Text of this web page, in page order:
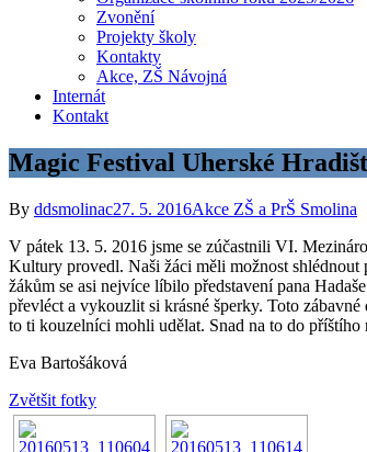
Zvonění
Projekty školy
Kontakty
Akce, ZŠ Návojná
Internát
Kontakt
Magic Festival Uherské
By ddsmolinac27. 5. 2016Akce ZŠ a PrŠ Smolina
V pátek 13. 5. 2016 jsme se zúčastnili VI.
Kultury provedl. Naši žáci měli možnost
žákům se asi nejvíce líbilo představení pana
převléct a vykouzlit si krásné šperky. Toto
to ti kouzelníci mohli udělat. Snad na to do
Eva Bartošáková
Zvětšit fotky